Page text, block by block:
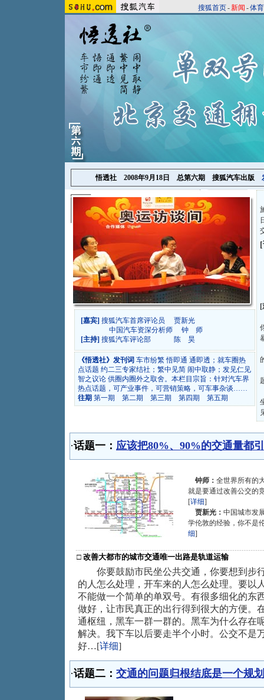
搜狐首页-新闻 -体育
悟透社 2008年9月18日 总第六期 搜狐汽车出版
[嘉宾] 搜狐汽车首席评论员 贾新光
中国汽车资深分析师 钟 师
[主持] 搜狐汽车评论部 陈 昊
《悟透社》发刊词 车市纷繁 悟即通 通即透；就车圈热
点话题 约二三专家结社；繁中见简 闹中取静；发见仁见
智之议论 供圈内圈外之取舍。本栏目宗旨：针对汽车界
热点话题，可产业事件，可营销策略，可车事杂谈……
往期 第一期 第二期 第三期 第四期 第五期
·话题一： 应该把80%、90%的交通量都
钟师： 全世界所有的
就是要通过改善公交的
[详细]
贾新光： 中国城市发
学伦敦的经验，你不是
细]
□ 改善大都市的城市交通唯一出路是轨道运输
你要鼓励市民坐公共交通，你要想到步
的人怎么处理，开车来的人怎么处理。要以
不能做一个简单的单双号。有很多细化的东
做好，让市民真正的出行得到很大的方便。
通枢纽，黑车一群一群的。黑车为什么存在
解决。我下车以后要走半个小时。公交不是
好…[详细]
·话题二： 交通的问题归根结底是一个规